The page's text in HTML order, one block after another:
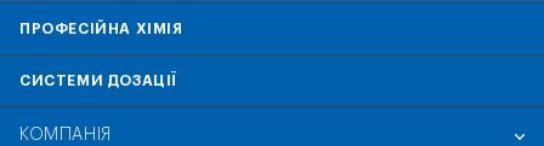
ПРОФЕСІЙНА ХІМІЯ
СИСТЕМИ ДОЗАЦІЇ
КОМПАНІЯ